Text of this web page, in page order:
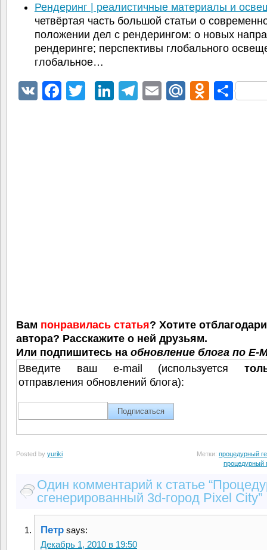
Рендеринг | реалистичные материалы и
четвёртая часть большой статьи о
положении дел с рендерингом: о новых
рендеринге; перспективы глобального
глобальное…
VK Facebook
TwitterLinkedIn
Telegram
EmailMail.Ru
Вам понравилась статья? Хотите
автора? Расскажите о ней друзьям.
Или подпишитесь на обновление блога по E-
Введите ваш e-mail (используется
отправления обновлений блога):
Posted by yuriki Метки: процедурный
процедурный
Один комментарий к статье
сгенерированный 3d-город Pixel City”
Петр says:
Декабрь 1, 2010 в 19:50